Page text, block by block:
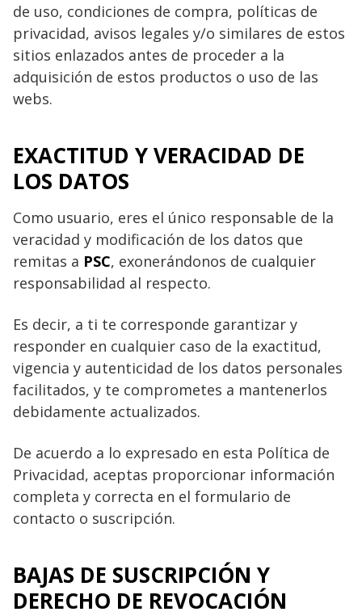
de uso, condiciones de compra, políticas de
privacidad, avisos legales y/o similares de estos
sitios enlazados antes de proceder a la
adquisición de estos productos o uso de las
webs.
EXACTITUD Y VERACIDAD DE
LOS DATOS
Como usuario, eres el único responsable de la
veracidad y modificación de los datos que
remitas a PSC, exonerándonos de cualquier
responsabilidad al respecto.
Es decir, a ti te corresponde garantizar y
responder en cualquier caso de la exactitud,
vigencia y autenticidad de los datos personales
facilitados, y te comprometes a mantenerlos
debidamente actualizados.
De acuerdo a lo expresado en esta Política de
Privacidad, aceptas proporcionar información
completa y correcta en el formulario de
contacto o suscripción.
BAJAS DE SUSCRIPCIÓN Y
DERECHO DE REVOCACIÓN